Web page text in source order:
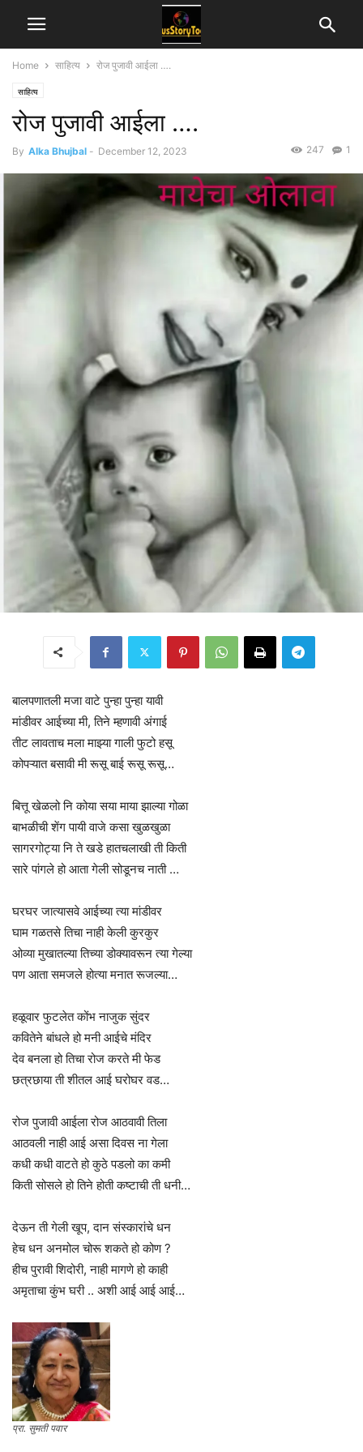
Home साहित्य रोज पुजावी आईला ….
साहित्य
रोज पुजावी आईला ….
By Alka Bhujbal - December 12, 2023 1
247
बालपणातली मजा वाटे पुन्हा पुन्हा यावी
मांडीवर आईच्या मी, तिने म्हणावी अंगाई
तीट लावताच मला माझ्या गाली फुटो हसू
कोपऱ्यात बसावी मी रूसू बाई रूसू रूसू…
बित्तू खेळलो नि कोया सया माया झाल्या गोळा
बाभळीची शेंग पायी वाजे कसा खुळखुळा
सागरगोट्या नि ते खडे हातचलाखी ती किती
सारे पांगले हो आता गेली सोडूनच नाती …
घरघर जात्यासवे आईच्या त्या मांडीवर
घाम गळतसे तिचा नाही केली कुरकुर
ओव्या मुखातल्या तिच्या डोक्यावरून त्या गेल्या
पण आता समजले होत्या मनात रूजल्या…
हळूवार फुटलेत कोंभ नाजुक सुंदर
कवितेने बांधले हो मनी आईचे मंदिर
देव बनला हो तिचा रोज करते मी फेड
छत्रछाया ती शीतल आई घरोघर वड…
रोज पुजावी आईला रोज आठवावी तिला
आठवली नाही आई असा दिवस ना गेला
कधी कधी वाटते हो कुठे पडलो का कमी
किती सोसले हो तिने होती कष्टाची ती धनी…
देऊन ती गेली खूप, दान संस्कारांचे धन
हेच धन अनमोल चोरू शकते हो कोण ?
हीच पुरावी शिदोरी, नाही मागणे हो काही
अमृताचा कुंभ घरी .. अशी आई आई आई…
प्रा. सुमती पवार